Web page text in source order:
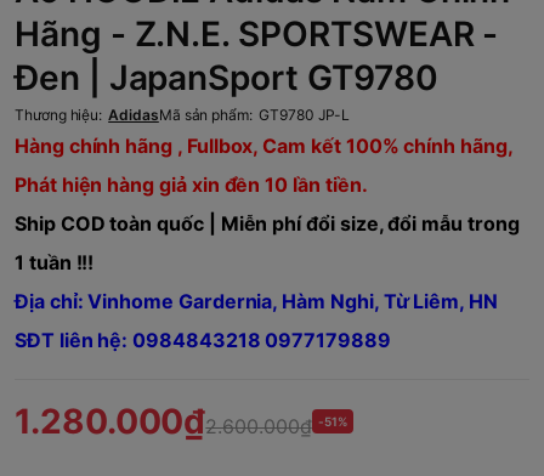
Hãng - Z.N.E. SPORTSWEAR -
Đen | JapanSport GT9780
Thương hiệu: AdidasMã sản phẩm: GT9780 JP-L
Hàng chính hãng , Fullbox, Cam kết 100% chính hãng,
Phát hiện hàng giả xin đền 10 lần tiền.
Ship COD toàn quốc | Miễn phí đổi size, đổi mẫu trong
1 tuần !!!
Địa chỉ: Vinhome Gardernia, Hàm Nghi, Từ Liêm, HN
SĐT liên hệ: 0984843218 0977179889
1.280.000₫2.600.000₫ -51%